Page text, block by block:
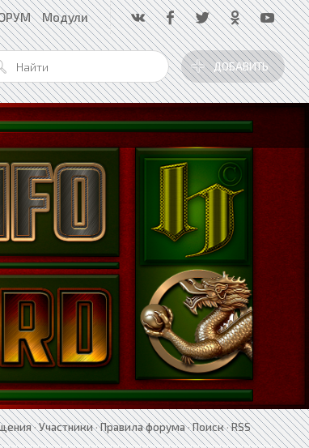
Модули
ДОБАВИТЬ
·Участники·Правила форума·Поиск·RSS